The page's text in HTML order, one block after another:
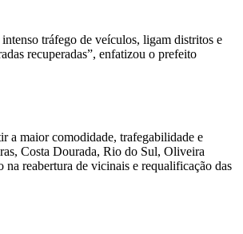
tráfego de veículos, ligam distritos e
recuperadas”, enfatizou o prefeito
a maior comodidade, trafegabilidade e
Costa Dourada, Rio do Sul, Oliveira
na reabertura de vicinais e requalificação das